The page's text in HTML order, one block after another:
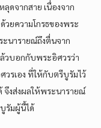
ดจากสาย เนื่องจาก
ยความโกรธของพระ
ะนารายณ์ถึงตื่นจาก
วบอกกับพระอิศวรว่า
รเอง ที่ให้กับตรีบูรัมไว้
จึงส่งผลให้พระนารายณ์
รัมผู้นี้ได้